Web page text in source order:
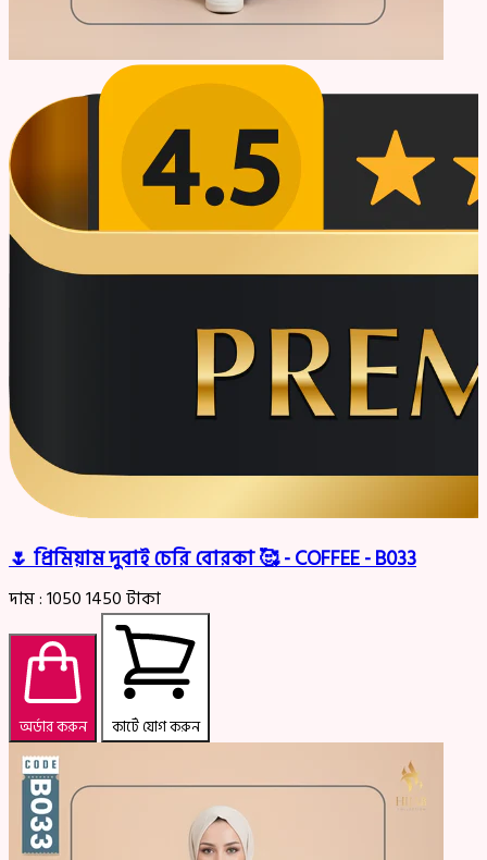
🌷 প্রিমিয়াম দুবাই চেরি বোরকা 🥰 - COFFEE - B033
দাম :10501450টাকা
অর্ডার করুন কার্টে যোগ করুন